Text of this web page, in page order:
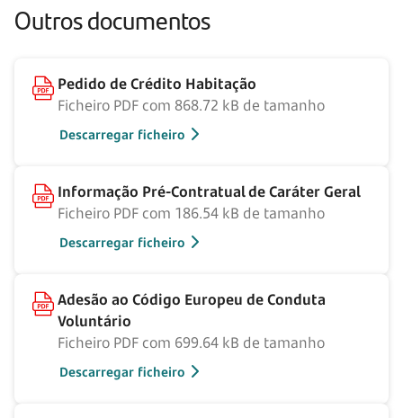
Outros documentos
Pedido de Crédito Habitação
Ficheiro PDF com 868.72 kB de tamanho
Descarregar ficheiro
Informação Pré-Contratual de Caráter Geral
Ficheiro PDF com 186.54 kB de tamanho
Descarregar ficheiro
Adesão ao Código Europeu de Conduta
Voluntário
Ficheiro PDF com 699.64 kB de tamanho
Descarregar ficheiro